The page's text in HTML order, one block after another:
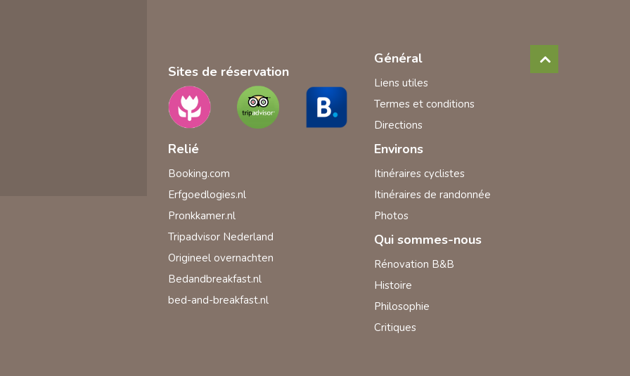
Sites de réservation
Relié
Booking.com
Erfgoedlogies.nl
Pronkkamer.nl
Tripadvisor Nederland
Origineel overnachten
Bedandbreakfast.nl
bed-and-breakfast.nl
Général
Liens utiles
Termes et conditions
Directions
Environs
Itinéraires cyclistes
Itinéraires de randonnée
Photos
Qui sommes-nous
Rénovation B&B
Histoire
Philosophie
Critiques